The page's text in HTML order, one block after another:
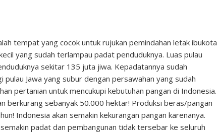
tempat yang cocok untuk rujukan pemindahan letak ibukota
yang sudah terlampau padat penduduknya. Luas pulau
sekitar 135 juta jiwa. Kepadatannya sudah
Jawa yang subur dengan persawahan yang sudah
pertanian untuk mencukupi kebutuhan pangan di Indonesia.
berkurang sebanyak 50.000 hektar! Produksi beras/pangan
Indonesia akan semakin kekurangan pangan karenanya.
padat dan pembangunan tidak tersebar ke seluruh